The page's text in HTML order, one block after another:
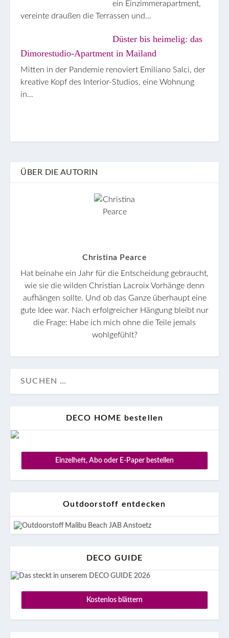
ein Einzimmerapartment,
vereinte draußen die Terrassen und…
Düster bis heimelig: das
Dimorestudio-Apartment in Mailand
Mitten in der Pandemie renoviert Emiliano Salci, der
kreative Kopf des Interior-Studios, eine Wohnung
in…
ÜBER DIE AUTORIN
Christina Pearce
Hat beinahe ein Jahr für die Entscheidung gebraucht,
wie sie die wilden Christian Lacroix Vorhänge denn
aufhängen sollte. Und ob das Ganze überhaupt eine
gute Idee war. Nach erfolgreicher Hängung bleibt nur
die Frage: Habe ich mich ohne die Teile jemals
wohlgefühlt?
DECO HOME bestellen
Einzelheft, Abo oder E-Paper bestellen
Outdoorstoff entdecken
DECO GUIDE
Kostenlos blättern